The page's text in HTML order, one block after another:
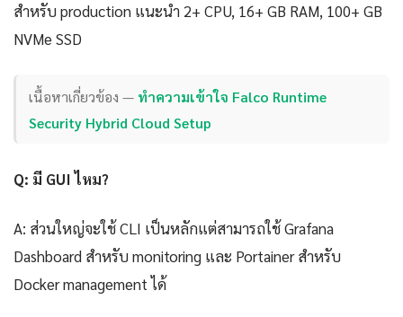
สำหรับ production แนะนำ 2+ CPU, 16+ GB RAM, 100+ GB
NVMe SSD
เนื้อหาเกี่ยวข้อง — ทำความเข้าใจ Falco Runtime
Security Hybrid Cloud Setup
Q: มี GUI ไหม?
A: ส่วนใหญ่จะใช้ CLI เป็นหลักแต่สามารถใช้ Grafana
Dashboard สำหรับ monitoring และ Portainer สำหรับ
Docker management ได้